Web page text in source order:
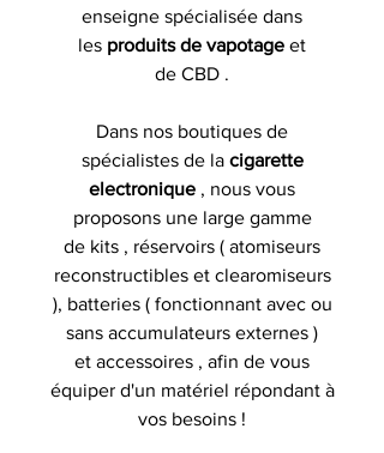
enseigne spécialisée dans
les produits de vapotage et
de CBD .
Dans nos boutiques de
spécialistes de la cigarette
electronique , nous vous
proposons une large gamme
de kits , réservoirs ( atomiseurs
reconstructibles et clearomiseurs
), batteries ( fonctionnant avec ou
sans accumulateurs externes )
et accessoires , afin de vous
équiper d'un matériel répondant à
vos besoins !